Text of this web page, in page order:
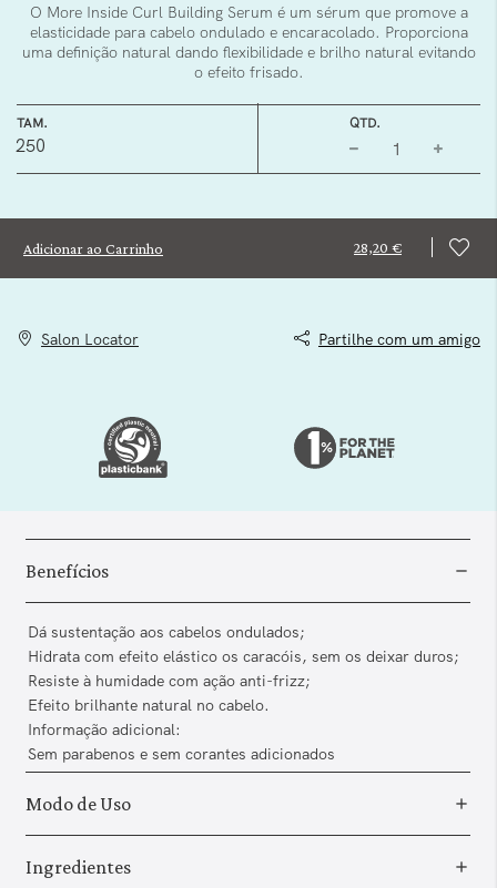
O More Inside Curl Building Serum é um sérum que promove a
elasticidade para cabelo ondulado e encaracolado. Proporciona
uma definição natural dando flexibilidade e brilho natural evitando
o efeito frisado.
Adicionar ao Carrinho 28,20 €
TAM. QTD.
250
Salon Locator Partilhe com um amigo
Benefícios
Dá sustentação aos cabelos ondulados;
Hidrata com efeito elástico os caracóis, sem os deixar duros;
Resiste à humidade com ação anti-frizz;
Efeito brilhante natural no cabelo.
Informação adicional:
Sem parabenos e sem corantes adicionados
Modo de Uso
Ingredientes